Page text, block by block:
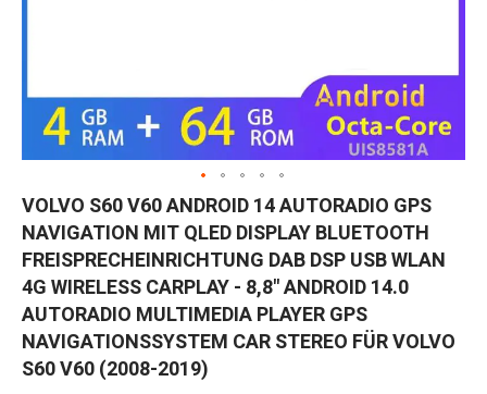
Zum
der
Bildgalerie
springen
VOLVO S60 V60 ANDROID 14 AUTORADIO GPS
NAVIGATION MIT QLED DISPLAY BLUETOOTH
FREISPRECHEINRICHTUNG DAB DSP USB WLAN
4G WIRELESS CARPLAY - 8,8" ANDROID 14.0
AUTORADIO MULTIMEDIA PLAYER GPS
NAVIGATIONSSYSTEM CAR STEREO FÜR VOLVO
S60 V60 (2008-2019)